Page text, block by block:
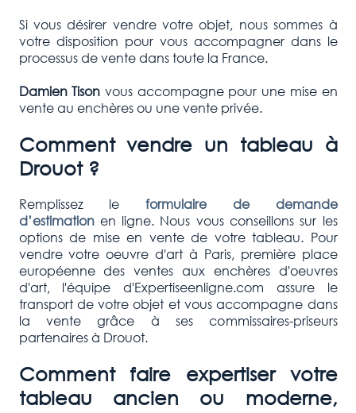
Si vous désirer vendre votre objet, nous sommes à
votre disposition pour vous accompagner dans le
processus de vente dans toute la France.
Damien Tison vous accompagne pour une mise en
vente au enchères ou une vente privée.
Comment vendre un tableau à
Drouot ?
Remplissez le formulaire de demande
d’estimation en ligne. Nous vous conseillons sur les
options de mise en vente de votre tableau. Pour
vendre votre oeuvre d'art à Paris, première place
européenne des ventes aux enchères d'oeuvres
d'art, l'équipe d'Expertiseenligne.com assure le
transport de votre objet et vous accompagne dans
la vente grâce à ses commissaires-priseurs
partenaires à Drouot.
Comment faire expertiser votre
tableau ancien ou moderne,